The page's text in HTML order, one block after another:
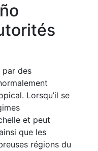
par des
Lorsqu’il se
et peut
que les
régions du